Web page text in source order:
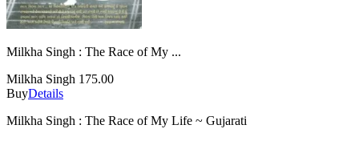
Milkha Singh : The Race of My ...
Milkha Singh 175.00
BuyDetails
Milkha Singh : The Race of My Life ~ Gujarati